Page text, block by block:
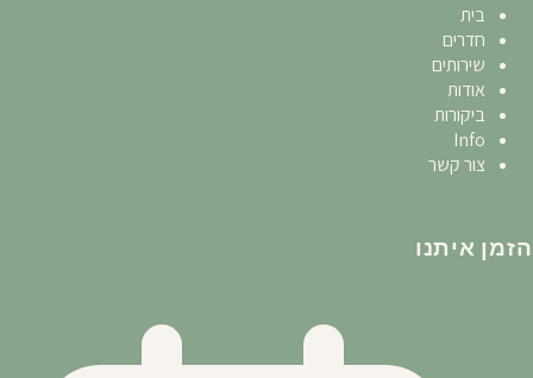
בית
חדרים
שירותים
אודות
ביקורות
Info
צור קשר
הזמן איתנו